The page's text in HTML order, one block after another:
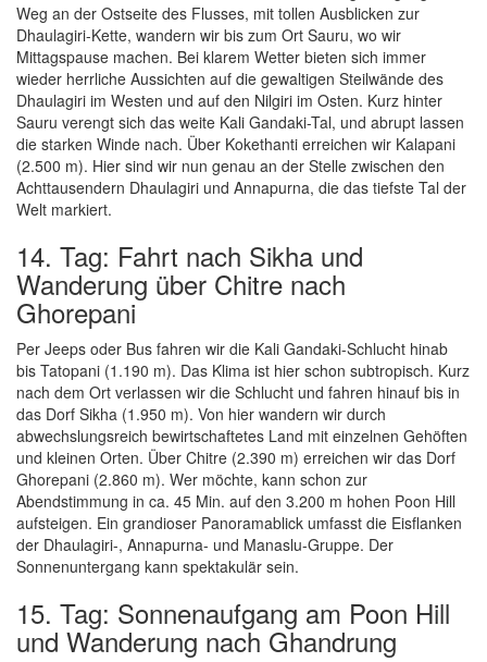
Weg an der Ostseite des Flusses, mit tollen Ausblicken zur
Dhaulagiri-Kette, wandern wir bis zum Ort Sauru, wo wir
Mittagspause machen. Bei klarem Wetter bieten sich immer
wieder herrliche Aussichten auf die gewaltigen Steilwände des
Dhaulagiri im Westen und auf den Nilgiri im Osten. Kurz hinter
Sauru verengt sich das weite Kali Gandaki-Tal, und abrupt lassen
die starken Winde nach. Über Kokethanti erreichen wir Kalapani
(2.500 m). Hier sind wir nun genau an der Stelle zwischen den
Achttausendern Dhaulagiri und Annapurna, die das tiefste Tal der
Welt markiert.
14. Tag: Fahrt nach Sikha und
Wanderung über Chitre nach
Ghorepani
Per Jeeps oder Bus fahren wir die Kali Gandaki-Schlucht hinab
bis Tatopani (1.190 m). Das Klima ist hier schon subtropisch. Kurz
nach dem Ort verlassen wir die Schlucht und fahren hinauf bis in
das Dorf Sikha (1.950 m). Von hier wandern wir durch
abwechslungsreich bewirtschaftetes Land mit einzelnen Gehöften
und kleinen Orten. Über Chitre (2.390 m) erreichen wir das Dorf
Ghorepani (2.860 m). Wer möchte, kann schon zur
Abendstimmung in ca. 45 Min. auf den 3.200 m hohen Poon Hill
aufsteigen. Ein grandioser Panoramablick umfasst die Eisflanken
der Dhaulagiri-, Annapurna- und Manaslu-Gruppe. Der
Sonnenuntergang kann spektakulär sein.
15. Tag: Sonnenaufgang am Poon Hill
und Wanderung nach Ghandrung